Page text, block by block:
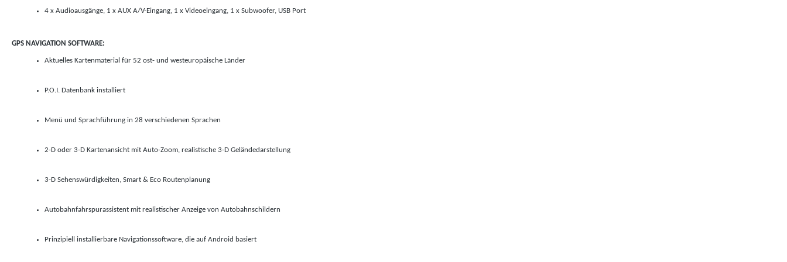
4 x Audioausgänge, 1 x AUX A/V-Eingang, 1 x Videoeingang, 1 x Subwoofer, USB Port
GPS NAVIGATION SOFTWARE:
Aktuelles Kartenmaterial für 52 ost- und westeuropäische Länder
P.O.I. Datenbank installiert
Menü und Sprachführung in 28 verschiedenen Sprachen
2-D oder 3-D Kartenansicht mit Auto-Zoom, realistische 3-D Geländedarstellung
3-D Sehenswürdigkeiten, Smart & Eco Routenplanung
Autobahnfahrspurassistent mit realistischer Anzeige von Autobahnschildern
Prinzipiell installierbare Navigationssoftware, die auf Android basiert